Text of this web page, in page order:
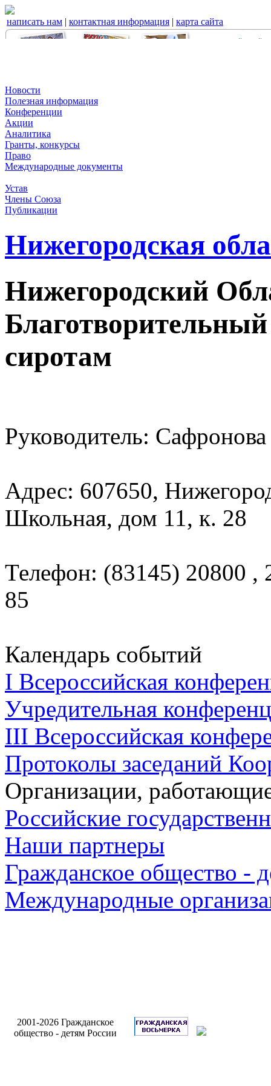
написать нам | контактная информация | карта сайта
Новости
Полезная информация
Конференции
Акции
Аналитика
Гранты, конкурсы
Право
Международные документы
Устав
Члены Союза
Публикации
Нижегородская
Нижегородский
сиротам
Руководитель:
Адрес: 607650,
Школьная, дом 11, к. 28
Телефон: (83145) 20800 ,
85
Календарь событий
I Всероссийская
Учредительная
III Всероссийская
Протоколы заседаний
Организации,
Российские
Наши партнеры
Гражданское общество -
Международные
2001-2026 Гражданское
общество - детям России